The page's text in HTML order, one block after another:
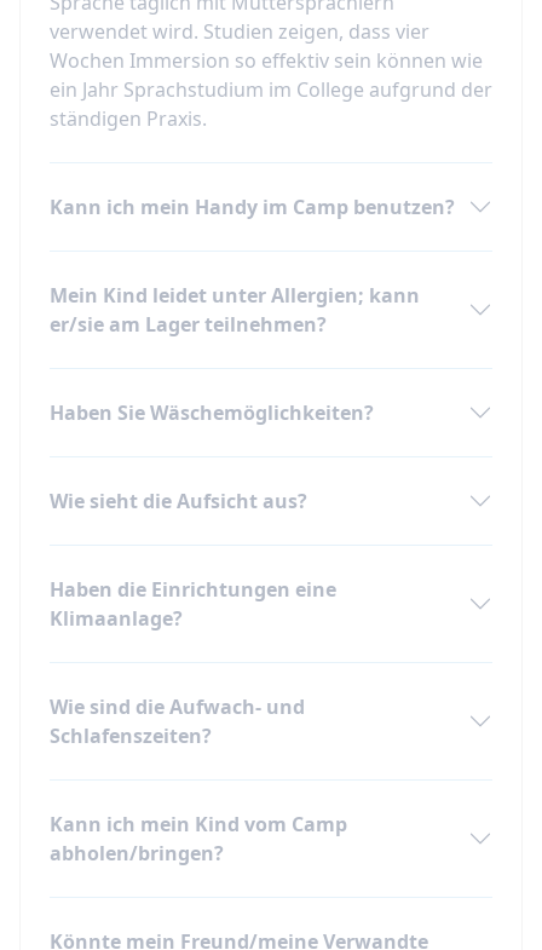
verwendet wird. Studien zeigen, dass vier
Wochen Immersion so effektiv sein können wie
ein Jahr Sprachstudium im College aufgrund der
ständigen Praxis.
Kann ich mein Handy im Camp benutzen?
Mein Kind leidet unter Allergien; kann
er/sie am Lager teilnehmen?
Haben Sie Wäschemöglichkeiten?
Wie sieht die Aufsicht aus?
Haben die Einrichtungen eine
Klimaanlage?
Wie sind die Aufwach- und
Schlafenszeiten?
Kann ich mein Kind vom Camp
abholen/bringen?
Könnte mein Freund/meine Verwandte